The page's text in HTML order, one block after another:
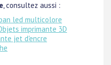
, consultez aussi :
led multicolore
imprimante 3D
jet d'encre